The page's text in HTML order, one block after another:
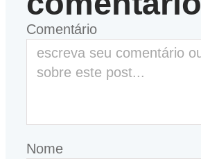
Comentário
Nome